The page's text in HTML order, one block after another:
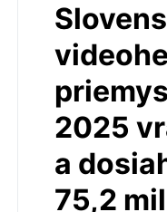
2025
a
75,2